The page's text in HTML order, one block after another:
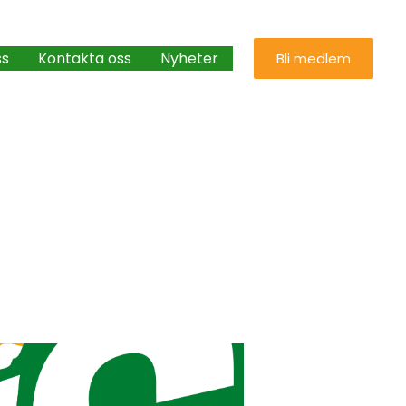
Kontakta oss Nyheter Bli medlem